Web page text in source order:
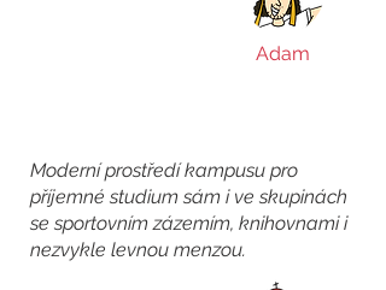
Adam
Moderní prostředí kampusu pro
příjemné studium sám i ve skupinách
se sportovním zázemím, knihovnami i
nezvykle levnou menzou.